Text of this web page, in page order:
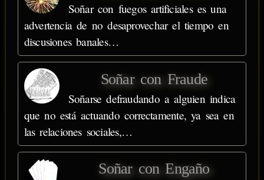
Soñar con fuegos artificiales es una
advertencia de no desaprovechar el tiempo en
discusiones banales…
Soñar con Fraude
Soñarse defraudando a alguien indica
que no está actuando correctamente, ya sea en
las relaciones sociales,…
Soñar con Engaño